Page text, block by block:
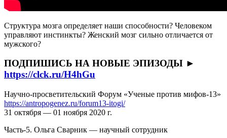
Структура мозга определяет наши способности? Человеком
управляют инстинкты? Женский мозг сильно отличается от
мужского?
ПОДПИШИСЬ НА НОВЫЕ ЭПИЗОДЫ ►
https://clck.ru/H4hGu
Научно-просветительский Форум «Ученые против мифов-13»
https://antropogenez.ru/forum13-itogi/
31 октября — 01 ноября 2020 г.
Часть-5. Ольга Сварник — научный сотрудник